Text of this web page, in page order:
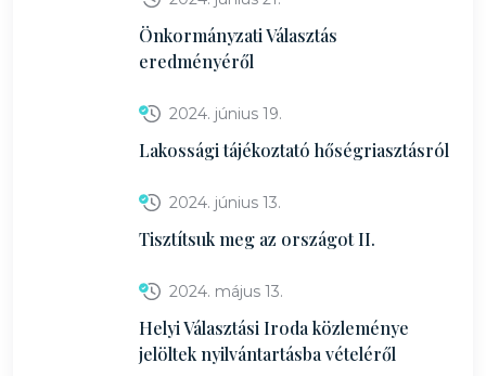
Önkormányzati Választás
eredményéről
2024. június 19.
Lakossági tájékoztató hőségriasztásról
2024. június 13.
Tisztítsuk meg az országot II.
2024. május 13.
Helyi Választási Iroda közleménye
jelöltek nyilvántartásba vételéről